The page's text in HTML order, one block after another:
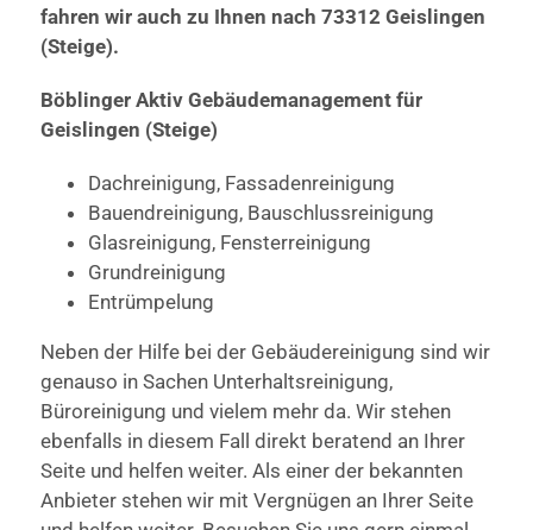
fahren wir auch zu Ihnen nach 73312 Geislingen
(Steige).
Böblinger Aktiv Gebäudemanagement für
Geislingen (Steige)
Dachreinigung, Fassadenreinigung
Bauendreinigung, Bauschlussreinigung
Glasreinigung, Fensterreinigung
Grundreinigung
Entrümpelung
Neben der Hilfe bei der Gebäudereinigung sind wir
genauso in Sachen Unterhaltsreinigung,
Büroreinigung und vielem mehr da. Wir stehen
ebenfalls in diesem Fall direkt beratend an Ihrer
Seite und helfen weiter. Als einer der bekannten
Anbieter stehen wir mit Vergnügen an Ihrer Seite